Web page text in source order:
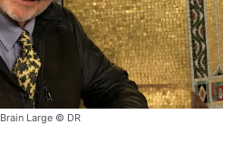
Brain Large © DR